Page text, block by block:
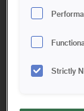
15 cm | MiniStrictly